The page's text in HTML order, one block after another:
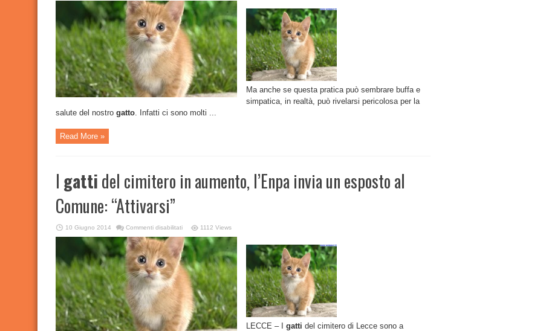
un
gattino?
Ecco
cosa
non
dove
assolutamente
fargli
mangiare
Ma anche se questa pratica può sembrare buffa e
simpatica, in realtà, può rivelarsi pericolosa per la
salute del nostro gatto. Infatti ci sono molti ...
Read More »
I gattidel cimitero in aumento, l’Enpa invia un esposto al
Comune: “Attivarsi”
10 Giugno 2014 Commenti disabilitatisu
gatti
del
cimitero
in
aumento,
l’Enpa
invia
esposto
al
Comune:
“Attivarsi”
1112 Views
LECCE – I gatti del cimitero di Lecce sono a